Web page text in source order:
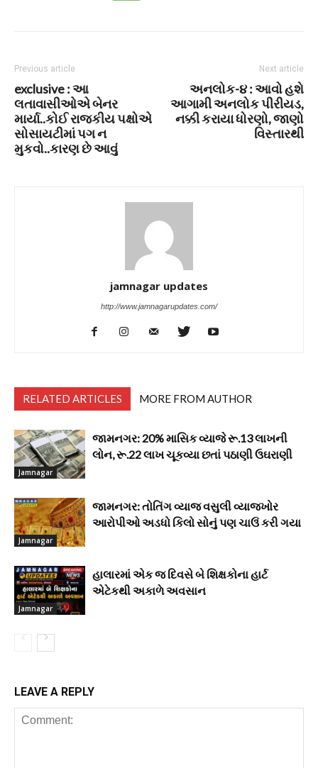
Previous article
exclusive : આ
લતાવાસીઓએ બેનર
માર્યા..કોઈ રાજકીય પક્ષોએ
સોસાયટીમાં પગ ન
મુકવો..કારણ છે આવું
Next article
અનલોક-૪ : આવો હશે
આગામી અનલોક પીરીયડ,
નક્કી કરાયા ધોરણો, જાણો
વિસ્તારથી
jamnagar updates
http://www.jamnagarupdates.com/
RELATED ARTICLES MORE FROM AUTHOR
Jamnagar
જામનગર: 20% માસિક વ્યાજે રૂ.13 લાખની
લોન, રૂ.22 લાખ ચૂકવ્યા છતાં પઠાણી ઉઘરાણી
Jamnagar
જામનગર: તોતિંગ વ્યાજ વસુલી વ્યાજખોર
આરોપીઓ અડધો કિલો સોનું પણ ચાઉં કરી ગયા
Jamnagar
હાલારમાં એક જ દિવસે બે શિક્ષકોના હાર્ટ
એટેકથી અકાળે અવસાન
LEAVE A REPLY